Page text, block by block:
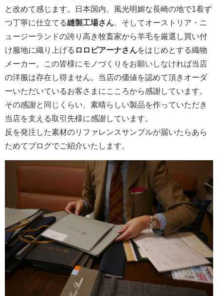
と改めて感じます。日本国内、風光明媚な長崎の地で1着ず
つ丁寧に仕立てる縫製工場さん 、そしてオーストリア・ニ
ュージーランドの誇り高き牧畜家から羊毛を厳選し買い付
け服地に織り上げる ロロピアーナさんをはじめとする織物
メーカー。この皆様にモノづくりをお願いしなければ当店
の洋服は存在し得ません。当店の価値を認めて頂きオーダ
ーいただいているお客さまにこころから感謝しています。
その感謝と同じくらい、素晴らしい製品を作っていただき
当店を支える取引先様に感謝しています。
反を発注した素材のリファレンスサンプルが届いたらあら
ためてブログでご紹介いたします。